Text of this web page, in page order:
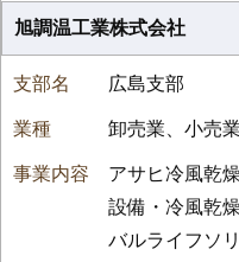
旭調温工業株式会社
広島支部
卸売業、小売業
アサヒ冷風乾
設備・冷風乾
バルライフソ